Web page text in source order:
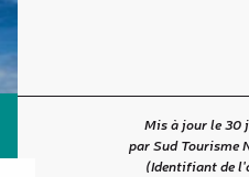
Mis à jour le 30
par Sud Tourisme
(Identifiant de